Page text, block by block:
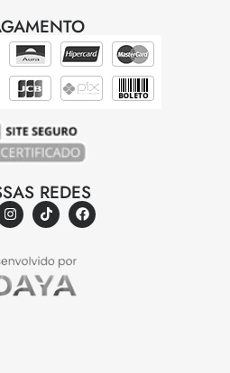
REDES